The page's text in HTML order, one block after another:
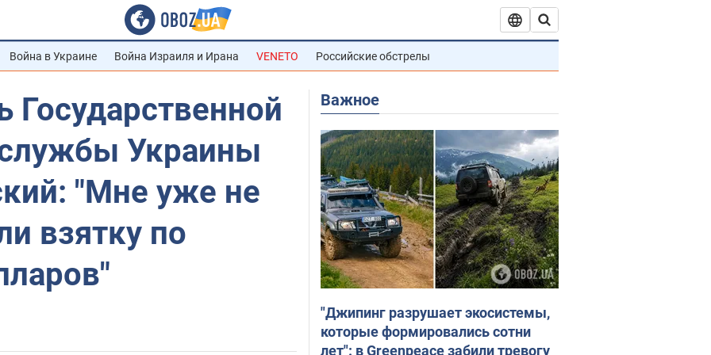
Война в Украине Война Израиля и Ирана VENETO Российские обстрелы
Государственной
Украины
"Мне уже не
взятку по
Важное
"Джипинг разрушает экосистемы,
которые формировались сотни
лет": в Greenpeace забили тревогу